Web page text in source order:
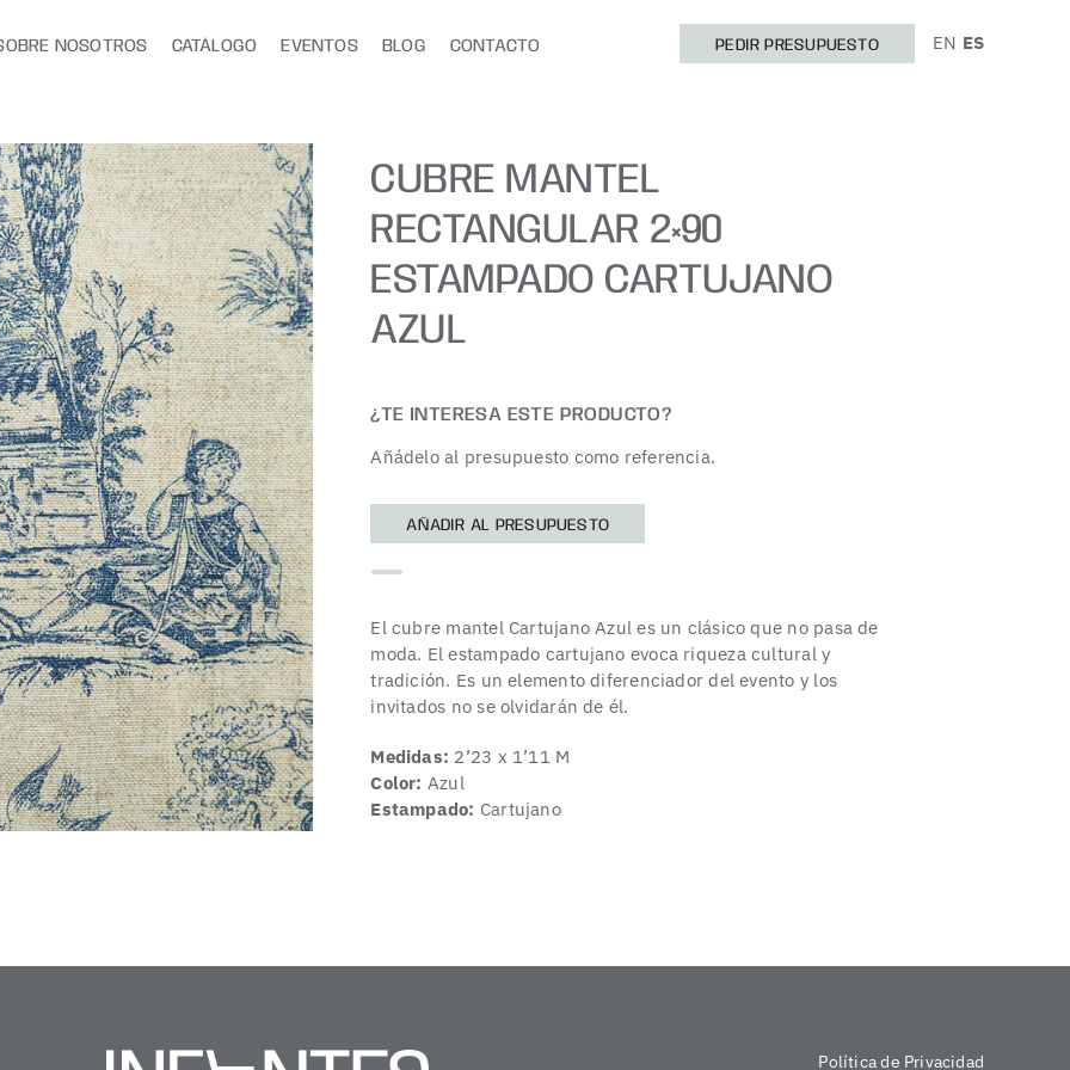
NOSOTROS CATÁLOGO EVENTOS BLOG CONTACTO PEDIR PRESUPUESTO EN ES
CUBRE MANTEL
RECTANGULAR 2×90
ESTAMPADO CARTUJANO
AZUL
¿TE INTERESA ESTE PRODUCTO?
Añádelo al presupuesto como referencia.
AÑADIR AL PRESUPUESTO
El cubre mantel Cartujano Azul es un clásico que no pasa de
moda. El estampado cartujano evoca riqueza cultural y
tradición. Es un elemento diferenciador del evento y los
invitados no se olvidarán de él.
Medidas: 2’23 x 1’11 M
Color: Azul
Estampado: Cartujano
Política de Privacidad